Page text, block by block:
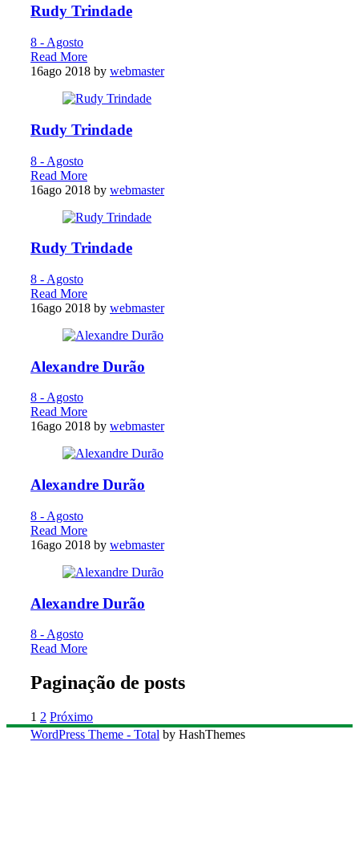
Rudy Trindade
8 - Agosto
Read More
16ago 2018 by webmaster
Rudy Trindade
8 - Agosto
Read More
16ago 2018 by webmaster
Rudy Trindade
8 - Agosto
Read More
16ago 2018 by webmaster
Alexandre Durão
8 - Agosto
Read More
16ago 2018 by webmaster
Alexandre Durão
8 - Agosto
Read More
16ago 2018 by webmaster
Alexandre Durão
8 - Agosto
Read More
Paginação de posts
1 2 Próximo
WordPress Theme - Total by HashThemes